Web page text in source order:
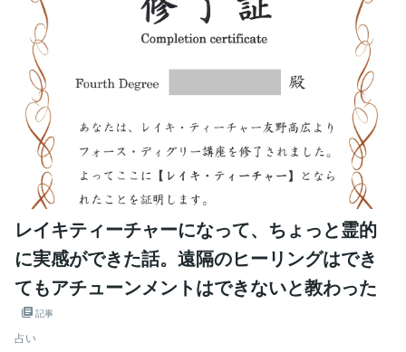
レイキティーチャーになって、ちょっと霊的
に実感ができた話。遠隔のヒーリングはでき
てもアチューンメントはできないと教わった
記事
占い